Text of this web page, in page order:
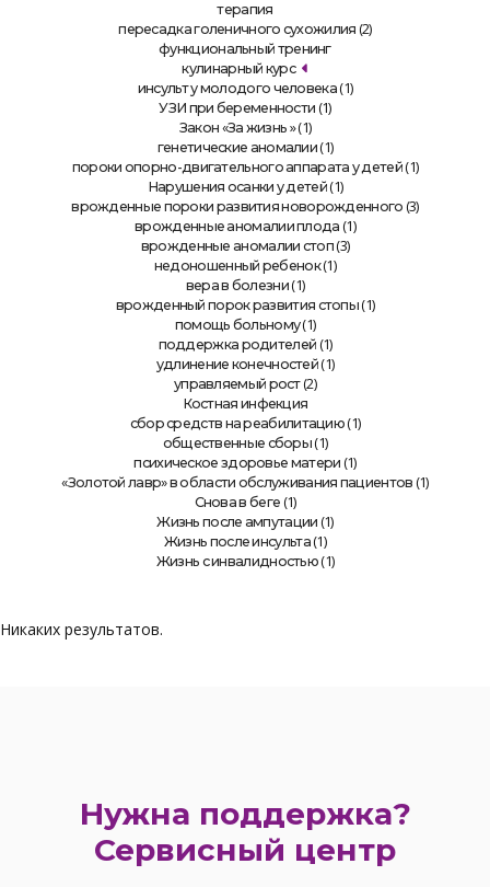
терапия
пересадка голеничного сухожилия (2)
функциональный тренинг
кулинарный курс
инсульт у молодого человека(1)
УЗИ при беременности (1)
Закон «За жизнь » (1)
генетические аномалии (1)
пороки опорно-двигательного аппарата у детей (1)
Нарушения осанки у детей (1)
врожденные пороки развития новорожденного (3)
врожденные аномалии плода (1)
врожденные аномалии стоп (3)
недоношенный ребенок(1)
вера в болезни (1)
врожденный порок развития стопы (1)
помощь больному(1)
поддержка родителей (1)
удлинение конечностей (1)
управляемый рост(2)
Костная инфекция
сбор средств на реабилитацию (1)
общественные сборы (1)
психическое здоровье матери (1)
«Золотой лавр» в области обслуживания пациентов (1)
Снова в беге (1)
Жизнь после ампутации (1)
Жизнь после инсульта(1)
Жизнь с инвалидностью (1)
Никаких результатов.
Нужна поддержка?
Сервисный центр